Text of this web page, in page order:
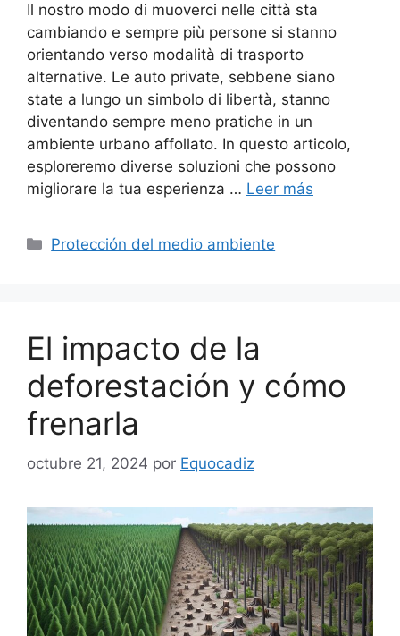
Il nostro modo di muoverci nelle città sta
cambiando e sempre più persone si stanno
orientando verso modalità di trasporto
alternative. Le auto private, sebbene siano
state a lungo un simbolo di libertà, stanno
diventando sempre meno pratiche in un
ambiente urbano affollato. In questo articolo,
esploreremo diverse soluzioni che possono
migliorare la tua esperienza … Leer más
Categorías
Protección del medio ambiente
El impacto de la
deforestación y cómo
frenarla
octubre 21, 2024 por Equocadiz